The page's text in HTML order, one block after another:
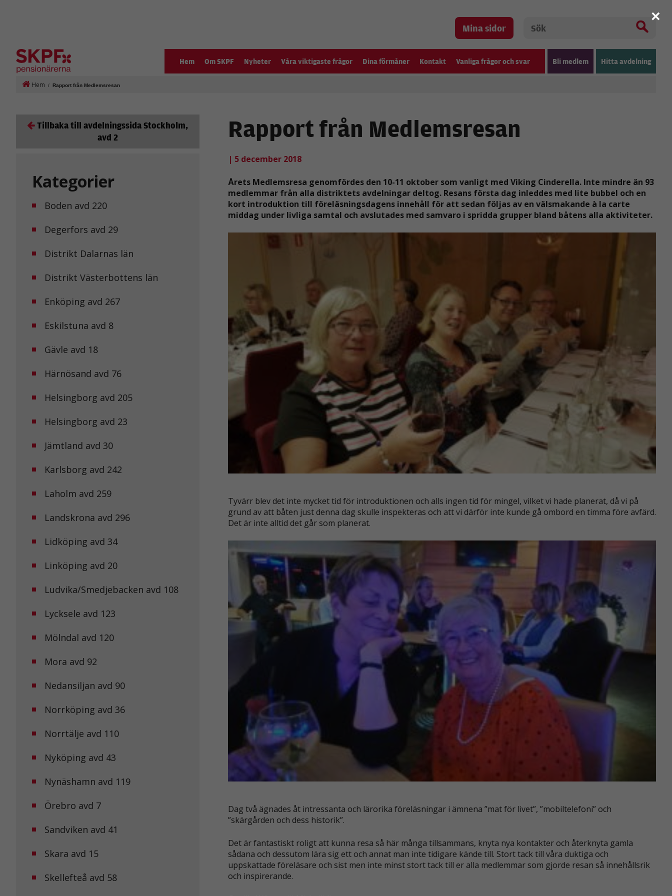
Mina sidor
Hem Om SKPF Nyheter Våra viktigaste frågor Dina förmåner Kontakt Vanliga frågor och svar Bli medlem Hitta avdelning
Hem / Rapport från Medlemsresan
Tillbaka till avdelningssida Stockholm,
avd 2
Kategorier
Boden avd 220
Degerfors avd 29
Distrikt Dalarnas län
Distrikt Västerbottens län
Enköping avd 267
Eskilstuna avd 8
Gävle avd 18
Härnösand avd 76
Helsingborg avd 205
Helsingborg avd 23
Jämtland avd 30
Karlsborg avd 242
Laholm avd 259
Landskrona avd 296
Lidköping avd 34
Linköping avd 20
Ludvika/Smedjebacken avd 108
Lycksele avd 123
Mölndal avd 120
Mora avd 92
Nedansiljan avd 90
Norrköping avd 36
Norrtälje avd 110
Nyköping avd 43
Nynäshamn avd 119
Örebro avd 7
Sandviken avd 41
Skara avd 15
Skellefteå avd 58
Rapport från Medlemsresan
| 5 december 2018
Årets Medlemsresa genomfördes den 10-11 oktober som vanligt med Viking Cinderella. Inte mindre än 93
medlemmar från alla distriktets avdelningar deltog. Resans första dag inleddes med lite bubbel och en
kort introduktion till föreläsningsdagens innehåll för att sedan följas av en välsmakande à la carte
middag under livliga samtal och avslutades med samvaro i spridda grupper bland båtens alla aktiviteter.
Tyvärr blev det inte mycket tid för introduktionen och alls ingen tid för mingel, vilket vi hade planerat, då vi på
grund av att båten just denna dag skulle inspekteras och att vi därför inte kunde gå ombord en timma före avfärd.
Det är inte alltid det går som planerat.
Dag två ägnades åt intressanta och lärorika föreläsningar i ämnena ”mat för livet”, ”mobiltelefoni” och
”skärgården och dess historik”.
Det är fantastiskt roligt att kunna resa så här många tillsammans, knyta nya kontakter och återknyta gamla
sådana och dessutom lära sig ett och annat man inte tidigare kände till. Stort tack till våra duktiga och
uppskattade föreläsare och sist men inte minst stort tack till er alla medlemmar som gjorde resan så innehållsrik
och inspirerande.
×